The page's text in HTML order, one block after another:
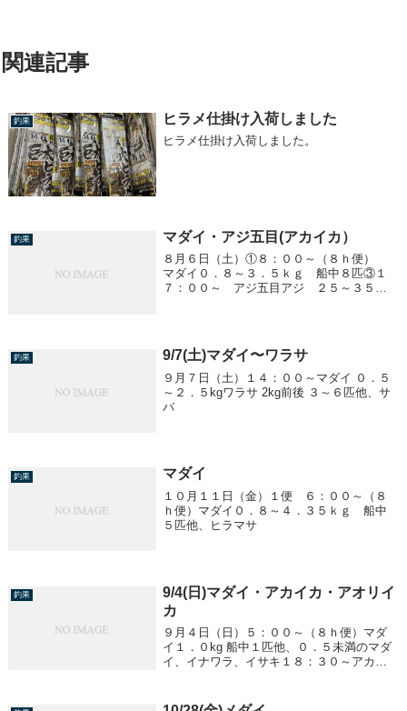
関連記事
釣果 ヒラメ仕掛け入荷しました
ヒラメ仕掛け入荷しました。
釣果 マダイ・アジ五目(アカイカ）
８月６日（土）①８：００～（８ｈ便）
マダイ０．８～３．５ｋｇ 船中８匹③１
７：００～ アジ五目アジ ２５～３５ｃ
２０ｃｍ ～...
釣果 9/7(土)マダイ〜ワラサ
９月７日（土）１４：００～マダイ ０．５
～２．５kgワラサ 2kg前後 ３～６匹他、サ
バ
釣果 マダイ
１０月１１日（金）１便 ６：００～（８
ｈ便）マダイ０．８～４．３５ｋｇ 船中
５匹他、ヒラマサ
釣果
9/4(日)マダイ・アカイカ・アオリイ
カ
９月４日（日）５：００～（８ｈ便）マダ
イ１．０kg 船中１匹他、０．５未満のマダ
イ、イナワラ、イサキ１８：３０～アカイ